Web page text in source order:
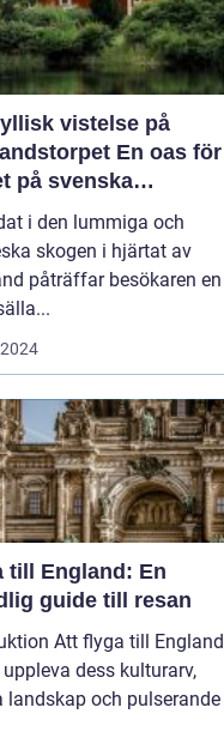
vistelse på
En oas för
på svenska
i den lummiga och
skogen i hjärtat av
påträffar besökaren en
till England: En
guide till resan
Att flyga till England
dess kulturarv,
landskap och pulserande